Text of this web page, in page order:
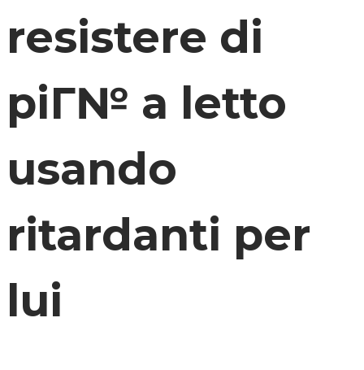
resistere di
piГ№ a letto
usando
ritardanti per
lui